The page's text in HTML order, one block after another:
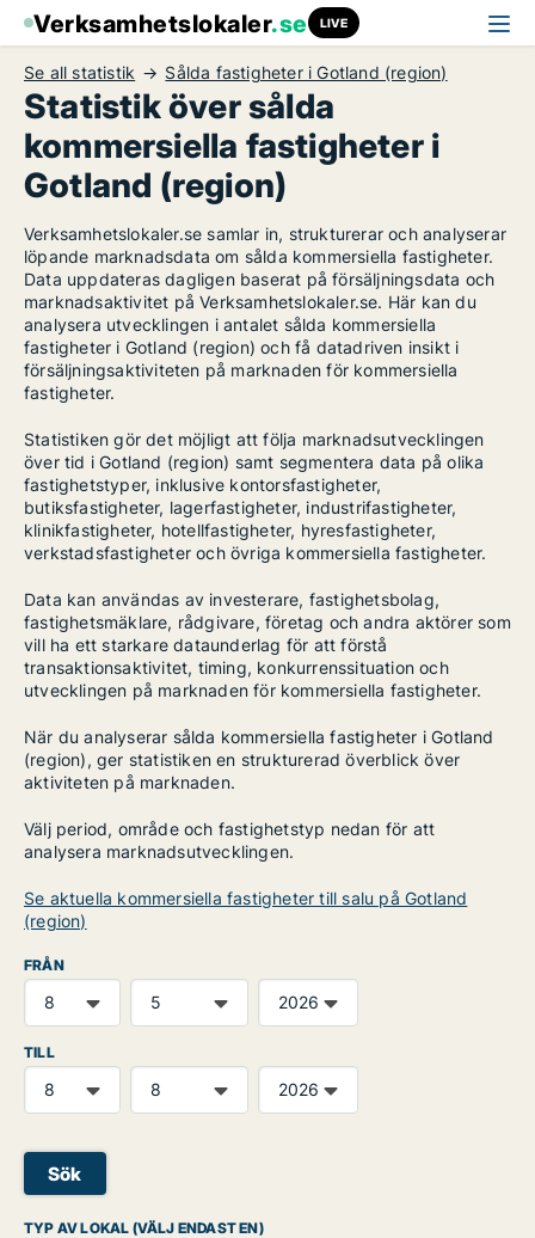
Verksamhetslokaler.se LIVE
Se all statistik Sålda fastigheter i Gotland (region)
Statistik över sålda
kommersiella fastigheter i
Gotland (region)
Verksamhetslokaler.se samlar in, strukturerar och analyserar
löpande marknadsdata om sålda kommersiella fastigheter.
Data uppdateras dagligen baserat på försäljningsdata och
marknadsaktivitet på Verksamhetslokaler.se. Här kan du
analysera utvecklingen i antalet sålda kommersiella
fastigheter i Gotland (region) och få datadriven insikt i
försäljningsaktiviteten på marknaden för kommersiella
fastigheter.
Statistiken gör det möjligt att följa marknadsutvecklingen
över tid i Gotland (region) samt segmentera data på olika
fastighetstyper, inklusive kontorsfastigheter,
butiksfastigheter, lagerfastigheter, industrifastigheter,
klinikfastigheter, hotellfastigheter, hyresfastigheter,
verkstadsfastigheter och övriga kommersiella fastigheter.
Data kan användas av investerare, fastighetsbolag,
fastighetsmäklare, rådgivare, företag och andra aktörer som
vill ha ett starkare dataunderlag för att förstå
transaktionsaktivitet, timing, konkurrenssituation och
utvecklingen på marknaden för kommersiella fastigheter.
När du analyserar sålda kommersiella fastigheter i Gotland
(region), ger statistiken en strukturerad överblick över
aktiviteten på marknaden.
Välj period, område och fastighetstyp nedan för att
analysera marknadsutvecklingen.
Se aktuella kommersiella fastigheter till salu på Gotland
(region)
FRÅN
TILL
Sök
TYP AV LOKAL (VÄLJ ENDAST EN)